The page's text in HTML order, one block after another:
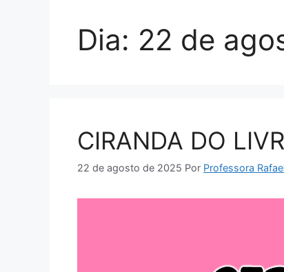
Dia: 22 de
CIRANDA DO
22 de agosto de 2025 Por Professora